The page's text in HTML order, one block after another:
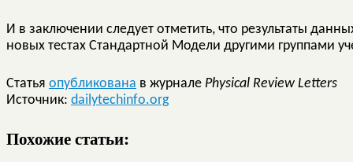
И в заключении следует отметить, что результаты
новых тестах Стандартной Модели другими группами
Статья опубликована в журнале Physical Review Letters
Источник: dailytechinfo.org
Похожие статьи: